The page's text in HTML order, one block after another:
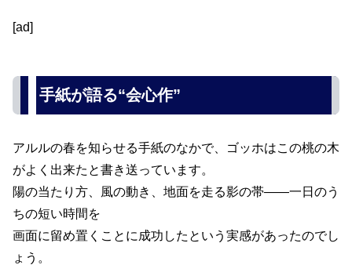
[ad]
手紙が語る“会心作”
アルルの春を知らせる手紙のなかで、ゴッホはこの桃の木
がよく出来たと書き送っています。
陽の当たり方、風の動き、地面を走る影の帯――一日のう
ちの短い時間を
画面に留め置くことに成功したという実感があったのでし
ょう。